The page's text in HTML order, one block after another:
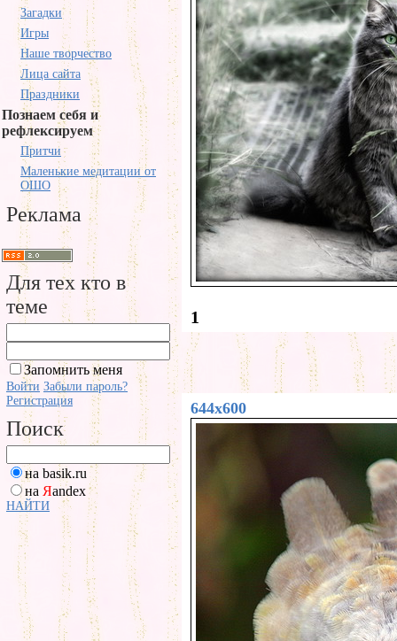
Загадки
Игры
Наше творчество
Лица сайта
Праздники
Познаем себя и
рефлексируем
Притчи
Маленькие медитации от
ОШО
Реклама
Для тех кто в
теме
Запомнить меня
Войти Забыли пароль?
Регистрация
Поиск
на basik.ru
на Яandex
НАЙТИ
1
644x600